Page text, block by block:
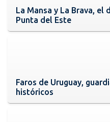
La Mansa y La Brava,
Punta del Este
Faros de Uruguay,
históricos